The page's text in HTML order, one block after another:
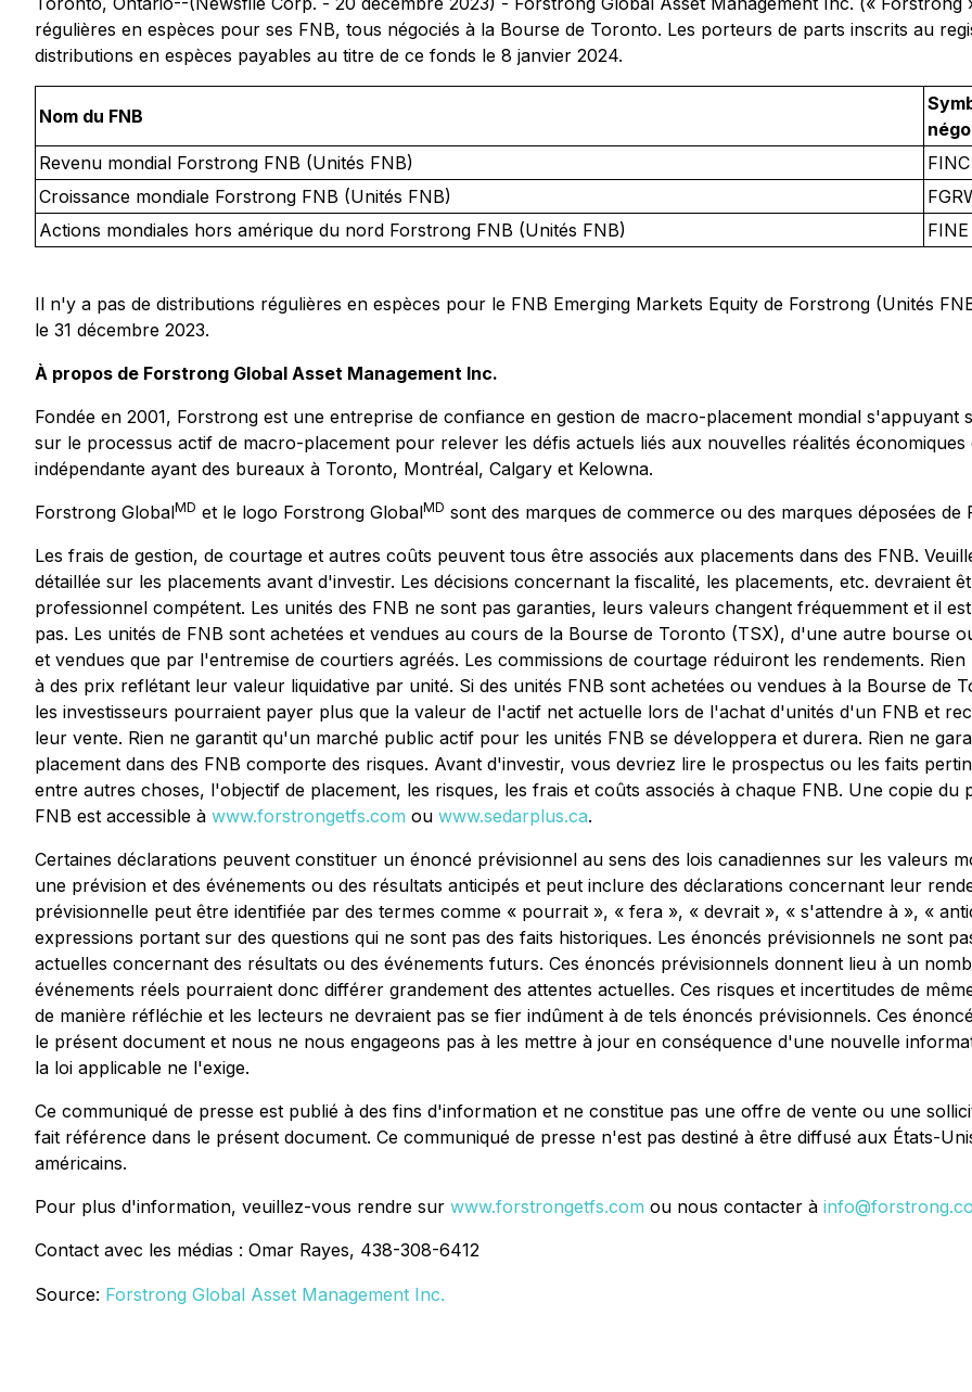
régulières en espèces pour ses FNB, tous négociés à la Bourse de Toronto. Les porteurs de parts inscrits au
distributions en espèces payables au titre de ce fonds le 8 janvier 2024.
Nom du FNB
Revenu mondial Forstrong FNB (Unités FNB)
FINC
Croissance mondiale Forstrong FNB (Unités FNB)
Actions mondiales hors amérique du nord Forstrong FNB (Unités FNB)
FINE
Il n'y a pas de distributions régulières en espèces pour le FNB Emerging Markets Equity de Forstrong (Unités
le 31 décembre 2023.
À propos de Forstrong Global Asset Management Inc.
Fondée en 2001, Forstrong est une entreprise de confiance en gestion de macro-placement mondial
sur le processus actif de macro-placement pour relever les défis actuels liés aux nouvelles réalités
indépendante ayant des bureaux à Toronto, Montréal, Calgary et Kelowna.
Forstrong GlobalMD et le logo Forstrong GlobalMD sont des marques de commerce ou des marques déposées
Les frais de gestion, de courtage et autres coûts peuvent tous être associés aux placements dans des FNB.
détaillée sur les placements avant d'investir. Les décisions concernant la fiscalité, les placements, etc. devraient
professionnel compétent. Les unités des FNB ne sont pas garanties, leurs valeurs changent fréquemment et il
pas. Les unités de FNB sont achetées et vendues au cours de la Bourse de Toronto (TSX), d'une autre bourse
et vendues que par l'entremise de courtiers agréés. Les commissions de courtage réduiront les rendements.
à des prix reflétant leur valeur liquidative par unité. Si des unités FNB sont achetées ou vendues à la Bourse
les investisseurs pourraient payer plus que la valeur de l'actif net actuelle lors de l'achat d'unités d'un FNB et
leur vente. Rien ne garantit qu'un marché public actif pour les unités FNB se développera et durera. Rien ne
placement dans des FNB comporte des risques. Avant d'investir, vous devriez lire le prospectus ou les faits
entre autres choses, l'objectif de placement, les risques, les frais et coûts associés à chaque FNB. Une copie du
FNB est accessible à www.forstrongetfs.com ou www.sedarplus.ca.
Certaines déclarations peuvent constituer un énoncé prévisionnel au sens des lois canadiennes sur les valeurs
une prévision et des événements ou des résultats anticipés et peut inclure des déclarations concernant leur
prévisionnelle peut être identifiée par des termes comme « pourrait », « fera », « devrait », « s'attendre à », «
expressions portant sur des questions qui ne sont pas des faits historiques. Les énoncés prévisionnels ne sont
actuelles concernant des résultats ou des événements futurs. Ces énoncés prévisionnels donnent lieu à un
événements réels pourraient donc différer grandement des attentes actuelles. Ces risques et incertitudes de
de manière réfléchie et les lecteurs ne devraient pas se fier indûment à de tels énoncés prévisionnels. Ces
le présent document et nous ne nous engageons pas à les mettre à jour en conséquence d'une nouvelle
la loi applicable ne l'exige.
Ce communiqué de presse est publié à des fins d'information et ne constitue pas une offre de vente ou une
fait référence dans le présent document. Ce communiqué de presse n'est pas destiné à être diffusé aux États-
américains.
Pour plus d'information, veuillez-vous rendre sur www.forstrongetfs.com ou nous contacter à
Contact avec les médias : Omar Rayes, 438-308-6412
Source: Forstrong Global Asset Management Inc.